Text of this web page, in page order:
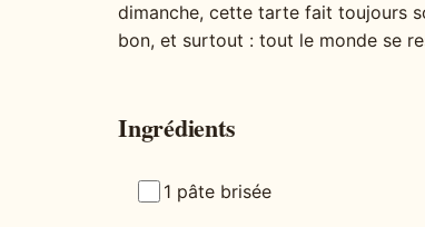
dimanche, cette tarte fait toujours
bon, et surtout : tout le monde se
Ingrédients
1 pâte brisée